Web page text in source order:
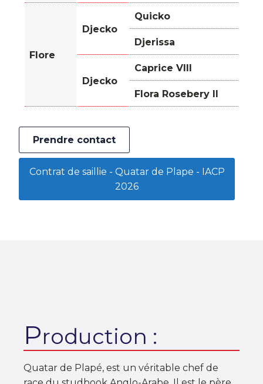
Flore
Djecko
Quicko
Djerissa
Djecko
Caprice VIII
Flora Rosebery II
Prendre contact
Contrat de saillie - Quatar de Plape - IACP
2026
Production :
Quatar de Plapé, est un véritable chef de